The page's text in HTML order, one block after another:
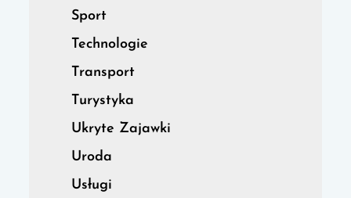
Sport
Technologie
Transport
Turystyka
Ukryte Zajawki
Uroda
Usługi